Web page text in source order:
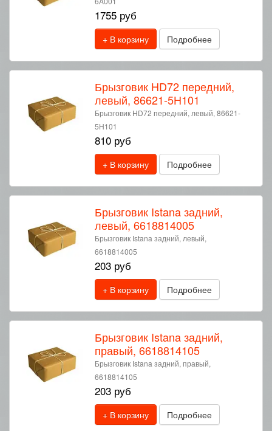
1755 руб
+ В корзину Подробнее
Брызговик HD72 передний,
левый, 86621-5H101
Брызговик HD72 передний, левый, 86621-
5H101
810 руб
+ В корзину Подробнее
Брызговик Istana задний,
левый, 6618814005
Брызговик Istana задний, левый,
6618814005
203 руб
+ В корзину Подробнее
Брызговик Istana задний,
правый, 6618814105
Брызговик Istana задний, правый,
6618814105
203 руб
+ В корзину Подробнее